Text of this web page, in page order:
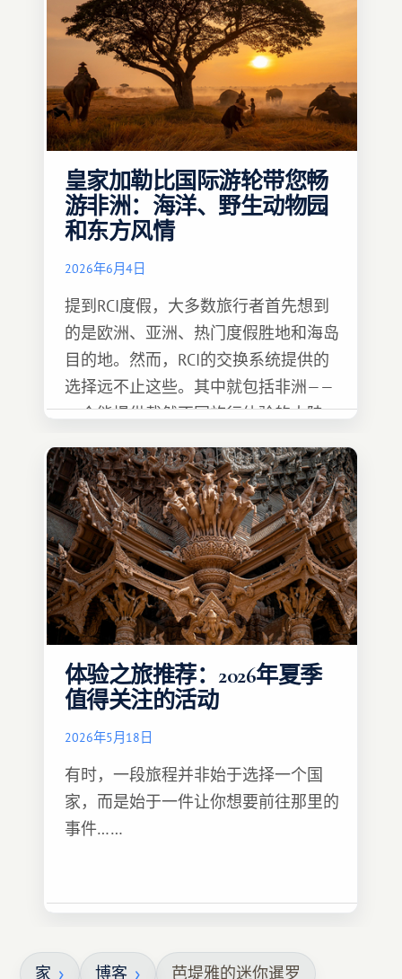
皇家加勒比国际游轮带您畅
游非洲：海洋、野生动物园
和东方风情
2026年6月4日
提到RCI度假，大多数旅行者首先想到
的是欧洲、亚洲、热门度假胜地和海岛
目的地。然而，RCI的交换系统提供的
选择远不止这些。其中就包括非洲——
一个能提供截然不同旅行体验的大陆。
体验之旅推荐：2026年夏季
值得关注的活动
2026年5月18日
有时，一段旅程并非始于选择一个国
家，而是始于一件让你想要前往那里的
事件……
家 博客 芭堤雅的迷你暹罗